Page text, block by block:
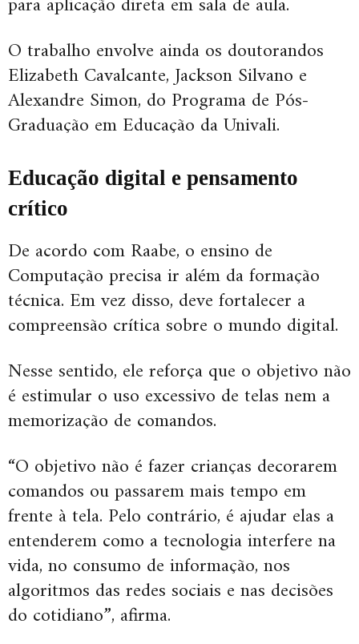
O trabalho envolve ainda os doutorandos
Elizabeth Cavalcante, Jackson Silvano e
Alexandre Simon, do Programa de Pós-
Graduação em Educação da Univali.
Educação digital e pensamento
crítico
De acordo com Raabe, o ensino de
Computação precisa ir além da formação
técnica. Em vez disso, deve fortalecer a
compreensão crítica sobre o mundo digital.
Nesse sentido, ele reforça que o objetivo não
é estimular o uso excessivo de telas nem a
memorização de comandos.
“O objetivo não é fazer crianças decorarem
comandos ou passarem mais tempo em
frente à tela. Pelo contrário, é ajudar elas a
entenderem como a tecnologia interfere na
vida, no consumo de informação, nos
algoritmos das redes sociais e nas decisões
do cotidiano”, afirma.